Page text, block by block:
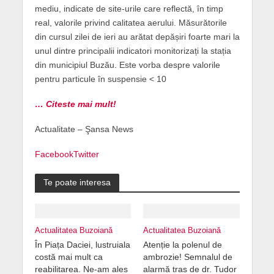
mediu, indicate de site-urile care reflectă, în timp
real, valorile privind calitatea aerului. Măsurătorile
din cursul zilei de ieri au arătat depășiri foarte mari la
unul dintre principalii indicatori monitorizați la stația
din municipiul Buzău. Este vorba despre valorile
pentru particule în suspensie < 10
… Citeste mai mult!
Actualitate – Şansa News
FacebookTwitter
Te poate interesa
Actualitatea Buzoiană
În Piața Daciei, lustruiala
costă mai mult ca
reabilitarea. Ne-am ales
Actualitatea Buzoiană
Atenție la polenul de
ambrozie! Semnalul de
alarmă tras de dr. Tudor